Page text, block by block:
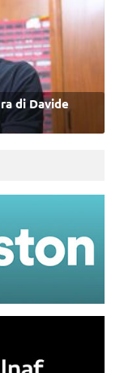
di Davide